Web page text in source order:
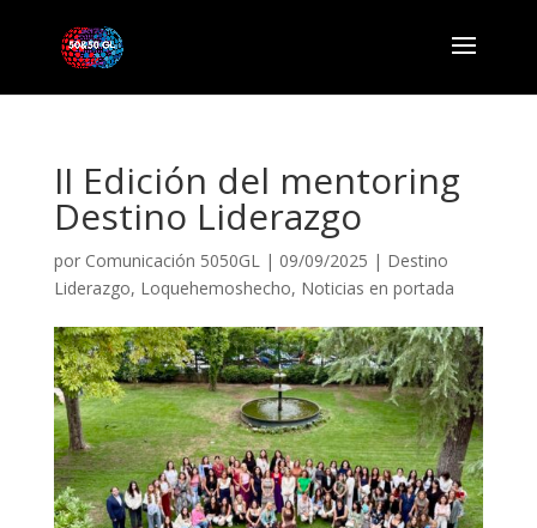
II Edición del mentoring
Destino Liderazgo
por Comunicación 5050GL| 09/09/2025 | Destino
Liderazgo, Loquehemoshecho, Noticias en portada